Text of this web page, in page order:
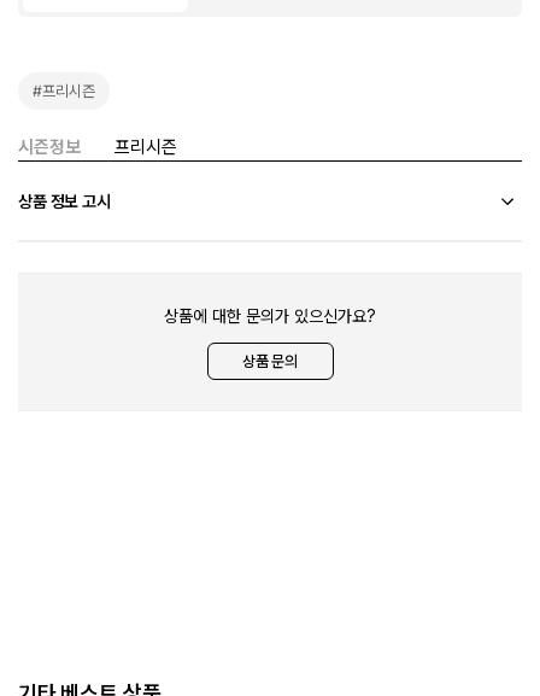
#프리시즌
시즌정보 프리시즌
상품 정보 고시
상품에 대한 문의가 있으신가요?
상품 문의